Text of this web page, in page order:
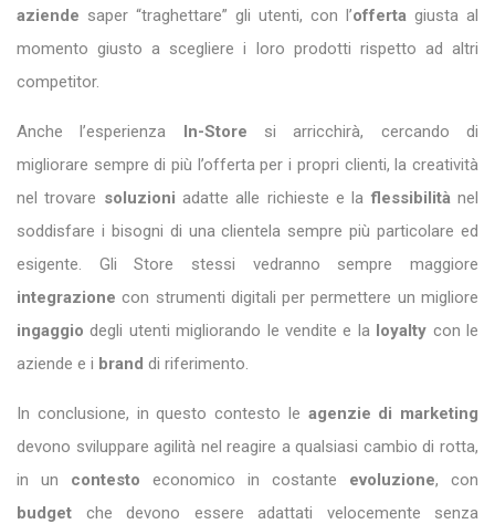
aziende saper “traghettare” gli utenti, con l’offerta giusta al
momento giusto a scegliere i loro prodotti rispetto ad altri
competitor.
Anche l’esperienza In-Store si arricchirà, cercando di
migliorare sempre di più l’offerta per i propri clienti, la creatività
nel trovare soluzioni adatte alle richieste e laflessibilitànel
soddisfare i bisogni di una clientela sempre più particolare ed
esigente. Gli Store stessi vedranno sempre maggiore
integrazione con strumenti digitali per permettere un migliore
ingaggio degli utenti migliorando le vendite e la loyalty con le
aziende e i brand di riferimento.
In conclusione, in questo contesto le agenzie di marketing
devono sviluppare agilità nel reagire a qualsiasi cambio di rotta,
in un contesto economico in costante evoluzione, con
budget che devono essere adattati velocemente senza